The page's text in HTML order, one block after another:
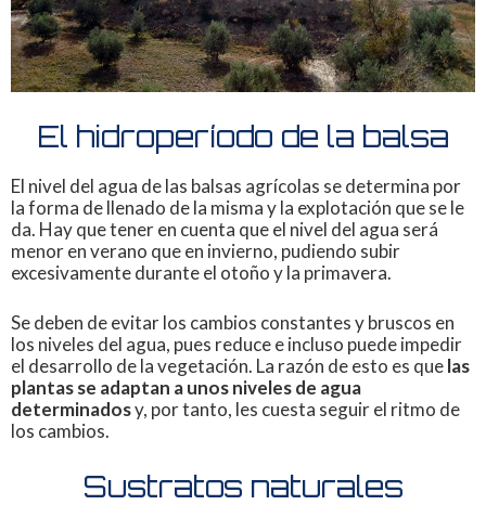
El hidroperíodo de la balsa
El nivel del agua de las balsas agrícolas se determina por
la forma de llenado de la misma y la explotación que se le
da. Hay que tener en cuenta que el nivel del agua será
menor en verano que en invierno, pudiendo subir
excesivamente durante el otoño y la primavera.
Se deben de evitar los cambios constantes y bruscos en
los niveles del agua, pues reduce e incluso puede impedir
el desarrollo de la vegetación. La razón de esto es quelas
plantas se adaptan a unos niveles de agua
determinadosy, por tanto, les cuesta seguir el ritmo de
los cambios.
Sustratos naturales